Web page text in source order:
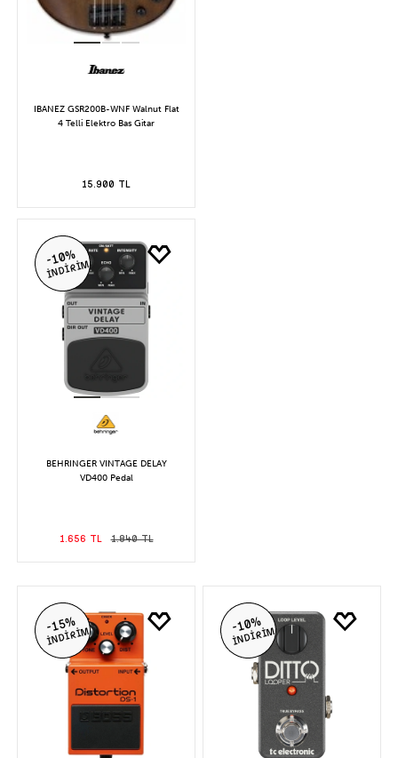
IBANEZ GSR200B-WNF Walnut Flat
4 Telli Elektro Bas Gitar
15.900 TL
-10%
İNDİRİM
BEHRINGER VINTAGE DELAY
VD400 Pedal
1.656 TL 1.840 TL
-15%
İNDİRİM
-10%
İNDİRİM